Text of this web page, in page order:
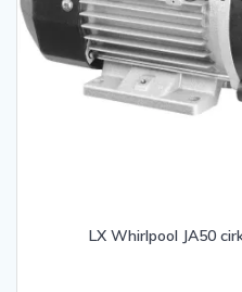
LX Whirlpool JA50